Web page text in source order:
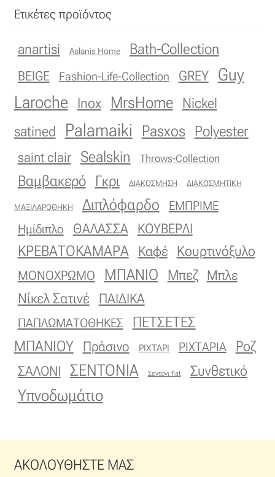
Ετικέτες προϊόντος
anartisi Aslanis Home Bath-Collection
BEIGE Fashion-Life-Collection GREY
Guy
Laroche
Inox MrsHome
Nickel
satined
Palamaiki Pasxos Polyester
saint clair Sealskin Throws-Collection
Βαμβακερό Γκρι ΔΙΑΚΟΣΜΗΣΗ ΔΙΑΚΟΣΜΗΤΙΚΗ
ΜΑΞΙΛΑΡΟΘΗΚΗ Διπλόφαρδο
ΕΜΠΡΙΜΕ
Ημίδιπλο
ΘΑΛΑΣΣΑ ΚΟΥΒΕΡΛΙ
ΚΡΕΒΑΤΟΚΑΜΑΡΑ Καφέ Κουρτινόξυλο
ΜΟΝΟΧΡΩΜΟ ΜΠΑΝΙΟ Μπεζ Μπλε
Νίκελ Σατινέ ΠΑΙΔΙΚΑ
ΠΑΠΛΩΜΑΤΟΘΗΚΕΣ
ΠΕΤΣΕΤΕΣ
ΜΠΑΝΙΟΥ
Πράσινο ΡΙΧΤΑΡΙ ΡΙΧΤΑΡΙΑ Ροζ
ΣΑΛΟΝΙ ΣΕΝΤΟΝΙΑ Σεντόνι flat Συνθετικό
Υπνοδωμάτιο
ΑΚΟΛΟΥΘΗΣΤΕ ΜΑΣ